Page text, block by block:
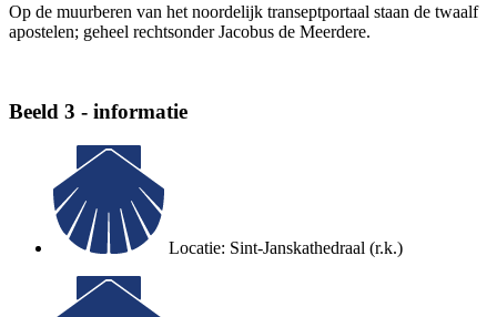
Op de muurberen van het noordelijk transeptportaal staan de twaalf
apostelen; geheel rechtsonder Jacobus de Meerdere.
Beeld 3 - informatie
Locatie: Sint-Janskathedraal (r.k.)